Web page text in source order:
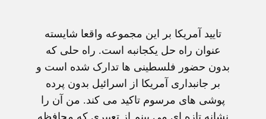
تاييد آمريکا بر اين مجموعه واقعا شايسته
عنوان راه حل يکجانبه است. راه حلی که
بدون حضور فلسطينی ها تدارک شده است و
بر جانبداری آمريکا از اسرائيل بدون پرده
پوشی های مرسوم تاکيد می کند. من آن را
نشانه تازه ای می بينم از تعبيری که محافظه